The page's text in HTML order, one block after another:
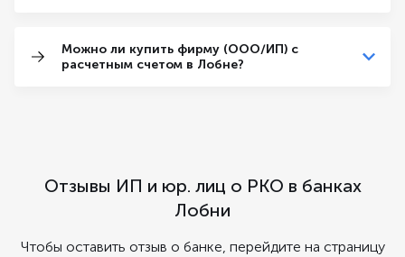
Можно ли купить фирму (ООО/ИП) с
расчетным счетом в Лобне?
Отзывы ИП и юр. лиц о РКО в банках
Лобни
Чтобы оставить отзыв о банке, перейдите на страницу